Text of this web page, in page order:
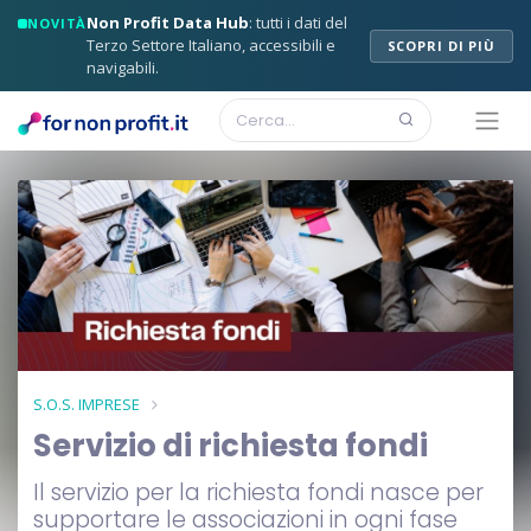
NOVITÀNon Profit Data Hub: tutti i dati del
Terzo Settore Italiano, accessibili e
navigabili.
SCOPRI DI PIÙ
S.O.S. IMPRESE
Servizio di richiesta fondi
Il servizio per la richiesta fondi nasce per
supportare le associazioni in ogni fase